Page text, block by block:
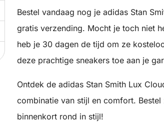
Bestel vandaag nog je adidas Stan
gratis verzending. Mocht je toch niet
heb je 30 dagen de tijd om ze
deze prachtige sneakers toe aan je
Ontdek de adidas Stan Smith Lux
combinatie van stijl en comfort.
binnenkort rond in stijl!